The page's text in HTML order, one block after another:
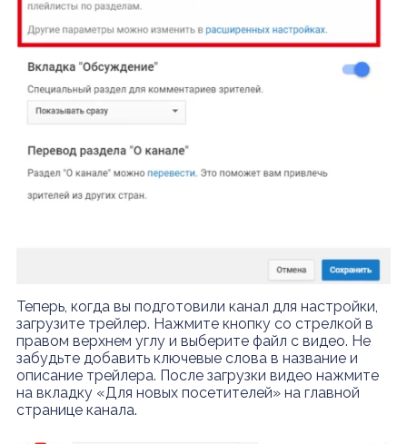
Теперь, когда вы подготовили канал для настройки,
загрузите трейлер. Нажмите кнопку со стрелкой в ​​
правом верхнем углу и выберите файл с видео. Не
забудьте добавить ключевые слова в название и
описание трейлера. После загрузки видео нажмите
на вкладку «Для новых посетителей» на главной
странице канала.